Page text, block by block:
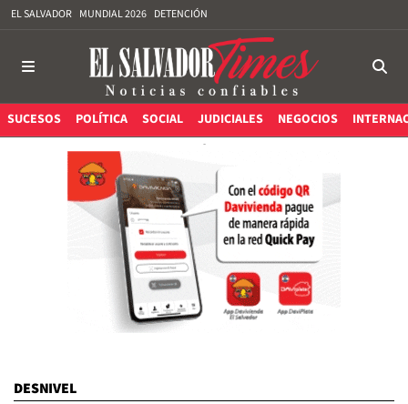
EL SALVADOR MUNDIAL 2026 DETENCIÓN
SUCESOS POLÍTICA SOCIAL JUDICIALES NEGOCIOS
DESNIVEL